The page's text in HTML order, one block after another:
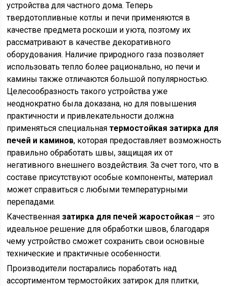
устройства для частного дома. Теперь
твердотопливные котлы и печи применяются в
качестве предмета роскоши и уюта, поэтому их
рассматривают в качестве декоративного
оборудования. Наличие природного газа позволяет
использовать тепло более рационально, но печи и
камины также отличаются большой популярностью.
Целесообразность такого устройства уже
неоднократно была доказана, но для повышения
практичности и привлекательности должна
применяться специальнаятермостойкая затирка для
печей и каминов, которая предоставляет возможность
правильно обработать швы, защищая их от
негативного внешнего воздействия. За счет того, что в
составе присутствуют особые компоненты, материал
может справиться с любыми температурными
перепадами.
Качественная затирка для печей жаростойкая – это
идеальное решение для обработки швов, благодаря
чему устройство сможет сохранить свои основные
технические и практичные особенности.
Производители постарались поработать над
ассортиментом термостойких затирок для плитки,